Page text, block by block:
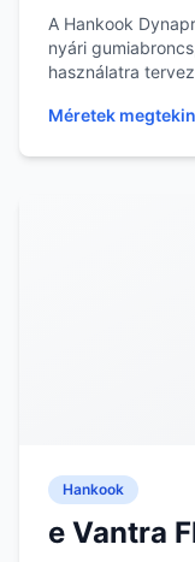
A Hankook
nyári
használatra
Méretek
Hankook
e Vantra